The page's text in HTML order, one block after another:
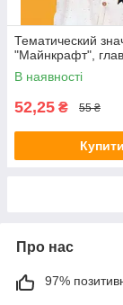
Тематический
"Майнкрафт",
В наявності
52,25 ₴ 55 ₴
Купити
Про нас
97%